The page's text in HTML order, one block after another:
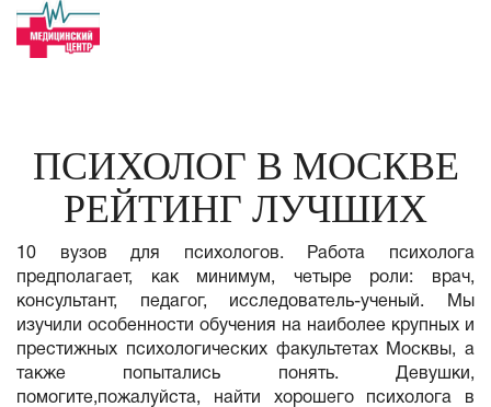
ПСИХОЛОГ В МОСКВЕ
РЕЙТИНГ ЛУЧШИХ
10 вузов для психологов. Работа психолога
предполагает, как минимум, четыре роли: врач,
консультант, педагог, исследователь-ученый. Мы
изучили особенности обучения на наиболее крупных и
престижных психологических факультетах Москвы, а
также попытались понять. Девушки,
помогите,пожалуйста, найти хорошего психолога в